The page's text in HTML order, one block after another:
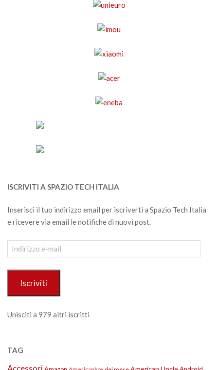
ISCRIVITI A SPAZIO TECH ITALIA
Inserisci il tuo indirizzo email per iscriverti a Spazio Tech Italia
e ricevere via email le notifiche di nuovi post.
Indirizzo
e-
Iscriviti
Unisciti a 979 altri iscritti
TAG